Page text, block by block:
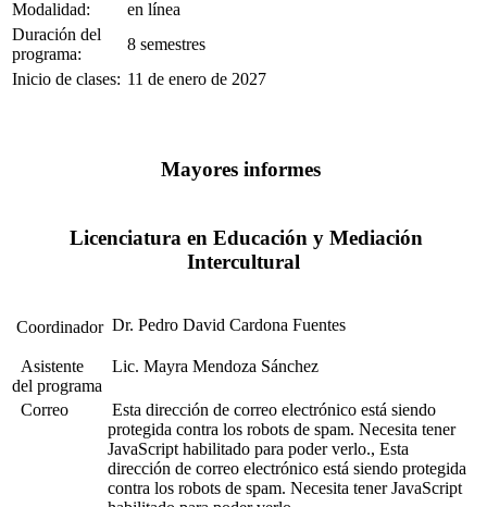
Modalidad:
en línea
Duración del
programa:
8 semestres
Inicio de clases: 11 de enero de 2027
Mayores informes
Licenciatura en Educación y Mediación
Intercultural
Coordinador Dr. Pedro David Cardona Fuentes
Asistente
del programa
Lic. Mayra Mendoza Sánchez
Correo
Esta dirección de correo electrónico está siendo
protegida contra los robots de spam. Necesita tener
JavaScript habilitado para poder verlo., Esta
dirección de correo electrónico está siendo protegida
contra los robots de spam. Necesita tener JavaScript